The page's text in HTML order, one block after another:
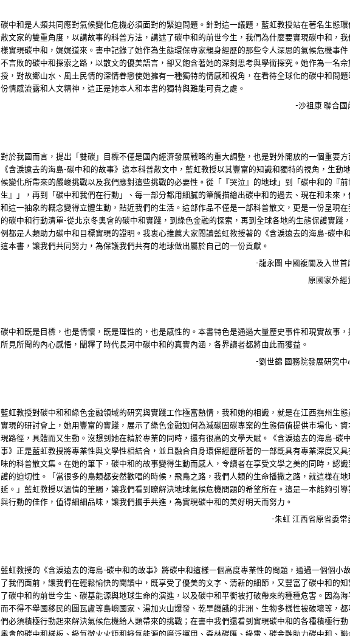
碳中和是人類共同應對氣候變化危機必須面對的緊迫問題。針對這一議題，藍虹教授站在著名生態
散文家的雙重角度，以講故事的科普方法，講述了碳中和的前世今生，我們為什麼要實現碳中和，我
樣實現碳中和，娓娓道來。書中記錄了她作為生態環保專家親身經歷的那些令人深思的氣候危機事件
不言敗的碳中和探索之路，以散文的優美語言，卻又飽含著她的深刻思考與學術探究。她作為一名佘
授，對故鄉山水、風土民情的深情眷戀使她擁有一種獨特的情感和視角，在看待全球化的碳中和問
份情感流露和人文精神，這正是她本人和本書的獨特與難能可貴之處。
-沙祖康 聯合國
對於我國而言，提出「雙碳」目標不僅是國內經濟發展戰略的重大調整，也是對外開放的一個重要方
《含淚遠去的海島-碳中和的故事》這本科普散文中，藍虹教授以其豐富的知識和獨特的視角，生動
候變化所帶來的嚴峻挑戰以及我們應對這些挑戰的必要性。從「『哭泣』的地球」到「碳中和的『前
生』」，再到「碳中和我們在行動」、每一部分都用細膩的筆觸描繪出碳中和的過去、現在和未來，
和這一抽象的概念變得立體生動，貼近我們的生活。這部作品不僅是一部科普散文，更是一份呈現在
的碳中和行動清單-從北京冬奧會的碳中和實踐，到綠色金融的探索，再到全球各地的生態保護實踐
例都是人類助力碳中和目標實現的證明。我衷心推薦大家閱讀藍虹教授著的《含淚遠去的海島-碳中
這本書，讓我們共同努力，為保護我們共有的地球做出屬於自己的一份貢獻。
-龍永圖 中國複關及入世首
原國家外經
碳中和既是目標，也是情懷，既是理性的，也是感性的。本書特色是通過大量歷史事件和現實故事，
所見所聞的內心感悟，闡釋了時代長河中碳中和的真實內涵，各界讀者都將由此而獲益。
-劉世錦 國務院發展研究
藍虹教授對碳中和和綠色金融領域的研究與實踐工作極富熱情，我和她的相識，就是在江西撫州生態
實現的研討會上，她用豐富的實踐，展示了綠色金融如何為減碳固碳專案的生態價值提供市場化、資
現路徑，具體而又生動。沒想到她在精於專業的同時，還有很高的文學天賦。《含淚遠去的海島-碳
事》正是藍虹教授將專業性與文學性相結合，並且融合自身環保經歷所著的一部既具有專業深度又具
味的科普散文集。在她的筆下，碳中和的故事變得生動而感人，令讀者在享受文學之美的同時，認
護的迫切性。「當很多的鳥類都安然歡唱的時候，飛鳥之路，我們人類的生命播撒之路，就這樣在地
延。」藍虹教授以溫情的筆觸，讓我們看到瞭解決地球氣候危機問題的希望所在。這是一本能夠引導
與行動的佳作，值得細細品味，讓我們攜手共進，為實現碳中和的美好明天而努力。
-朱虹 江西省原省委常
藍虹教授的《含淚遠去的海島-碳中和的故事》將碳中和這樣一個高度專業性的問題，通過一個個小
了我們面前，讓我們在輕鬆愉快的閱讀中，既享受了優美的文字、清新的細節，又豐富了碳中和的
了碳中和的前世今生、碳基能源與地球生命的演進，以及碳中和平衡被打破帶來的種種危害。因為海
而不得不舉國移民的圖瓦盧等島嶼國家、湯加火山爆發、乾旱饑餓的非洲、生物多樣性被破壞等，
們必須積極行動起來解決氣候危機給人類帶來的挑戰；在書中我們還看到實現碳中和的各種積極行動
奧會的碳中和樣板、綠氫微火火炬和綠氫能源的廣泛運用、森林碳匯、綠電、碳金融助力碳中和、聯